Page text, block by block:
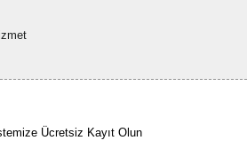
Ücretsiz Kayıt Olun